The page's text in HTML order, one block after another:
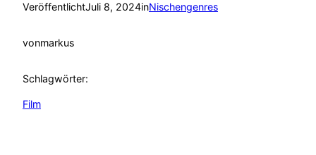
VeröffentlichtJuli 8, 2024inNischengenres
vonmarkus
Schlagwörter:
Film